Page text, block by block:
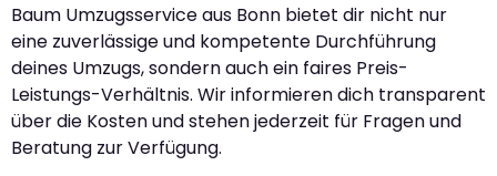
Baum Umzugsservice aus Bonn bietet dir nicht nur
eine zuverlässige und kompetente Durchführung
deines Umzugs, sondern auch ein faires Preis-
Leistungs-Verhältnis. Wir informieren dich transparent
über die Kosten und stehen jederzeit für Fragen und
Beratung zur Verfügung.